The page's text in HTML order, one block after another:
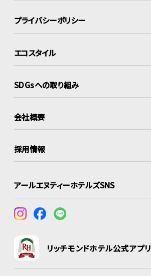
プライバシーポリシー
エコスタイル
SDGsへの取り組み
会社概要
採用情報
アールエヌティーホテルズSNS
リッチモンドホテル公式アプリ